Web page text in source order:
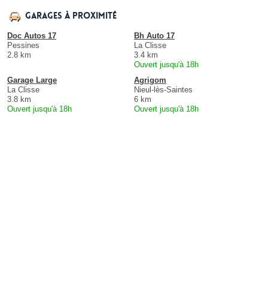
Garages à proximité
Doc Autos 17
Pessines
2.8 km
Bh Auto 17
La Clisse
3.4 km
Ouvert jusqu'à 18h
Garage Large
La Clisse
3.8 km
Ouvert jusqu'à 18h
Agrigom
Nieul-lès-Saintes
6 km
Ouvert jusqu'à 18h